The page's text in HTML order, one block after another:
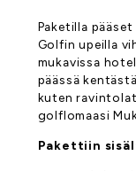
Paketilla
Golfin upeilla
mukavissa
päässä
kuten
golflomaasi
Pakettiin